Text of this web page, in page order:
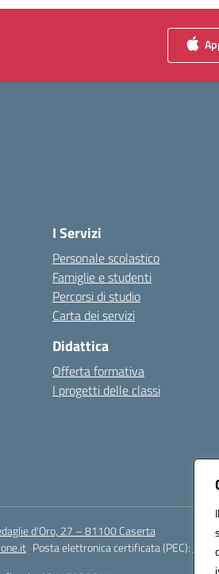
I Servizi
Personale scolastico
Famiglie e studenti
Percorsi di studio
Carta dei servizi
Didattica
Offerta formativa
I progetti delle classi
d'Oro, 27 – 81100 Caserta
Posta elettronica certificata (PEC):